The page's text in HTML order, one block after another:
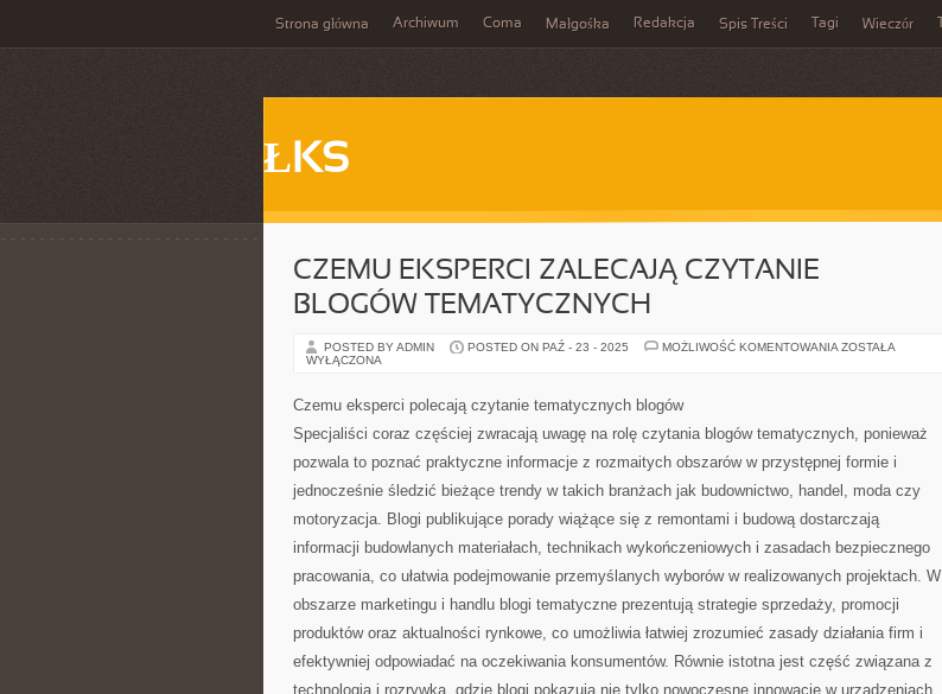
Strona główna Archiwum Coma Małgośka Redakcja Spis Treści Tagi Wieczór
ŁKS
CZEMU EKSPERCI ZALECAJĄ CZYTANIE
BLOGÓW TEMATYCZNYCH
POSTED BY ADMIN POSTED ON PAŹ - 23 - 2025 MOŻLIWOŚĆ KOMENTOWANIA CZEMU
ZOSTAŁA
WYŁĄCZONA
Czemu eksperci polecają czytanie tematycznych blogów
Specjaliści coraz częściej zwracają uwagę na rolę czytania blogów tematycznych, ponieważ
pozwala to poznać praktyczne informacje z rozmaitych obszarów w przystępnej formie i
jednocześnie śledzić bieżące trendy w takich branżach jak budownictwo, handel, moda czy
motoryzacja. Blogi publikujące porady wiążące się z remontami i budową dostarczają
informacji budowlanych materiałach, technikach wykończeniowych i zasadach bezpiecznego
pracowania, co ułatwia podejmowanie przemyślanych wyborów w realizowanych projektach. W
obszarze marketingu i handlu blogi tematyczne prezentują strategie sprzedaży, promocji
produktów oraz aktualności rynkowe, co umożliwia łatwiej zrozumieć zasady działania firm i
efektywniej odpowiadać na oczekiwania konsumentów. Równie istotna jest część związana z
technologią i rozrywką, gdzie blogi pokazują nie tylko nowoczesne innowacje w urządzeniach